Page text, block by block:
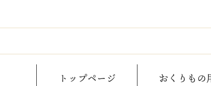
トップページ おくりもの